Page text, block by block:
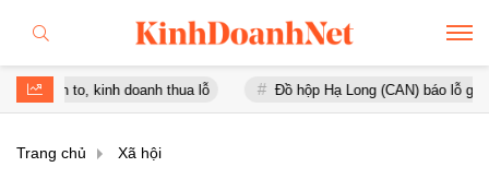
kinh doanh thua lỗ Đồ hộp Hạ Long (CAN) báo lỗ gần 16 tỷ
Trang chủ Xã hội